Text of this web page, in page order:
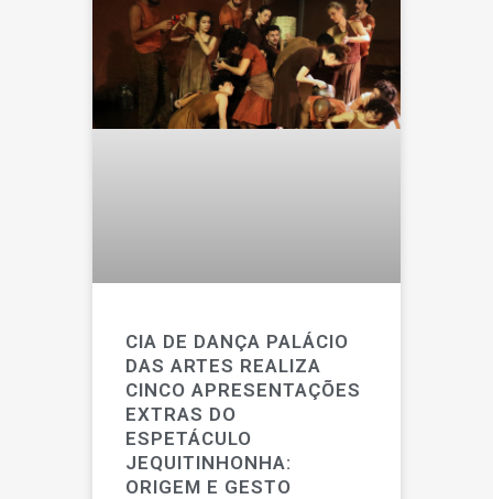
CIA DE DANÇA PALÁCIO
DAS ARTES REALIZA
CINCO APRESENTAÇÕES
EXTRAS DO
ESPETÁCULO
JEQUITINHONHA:
ORIGEM E GESTO